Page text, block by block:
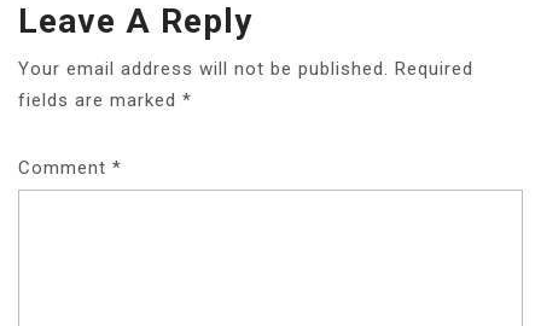
Leave A Reply
Your email address will not be published. Required
fields are marked *
Comment *